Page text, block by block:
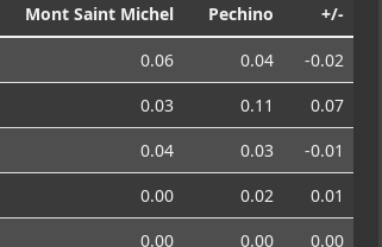
Mont Saint Michel Pechino +/-
0.06 0.04
-0.02
0.03 0.11
0.07
0.04 0.03
-0.01
0.00 0.02
0.01
0.00 0.00
0.00